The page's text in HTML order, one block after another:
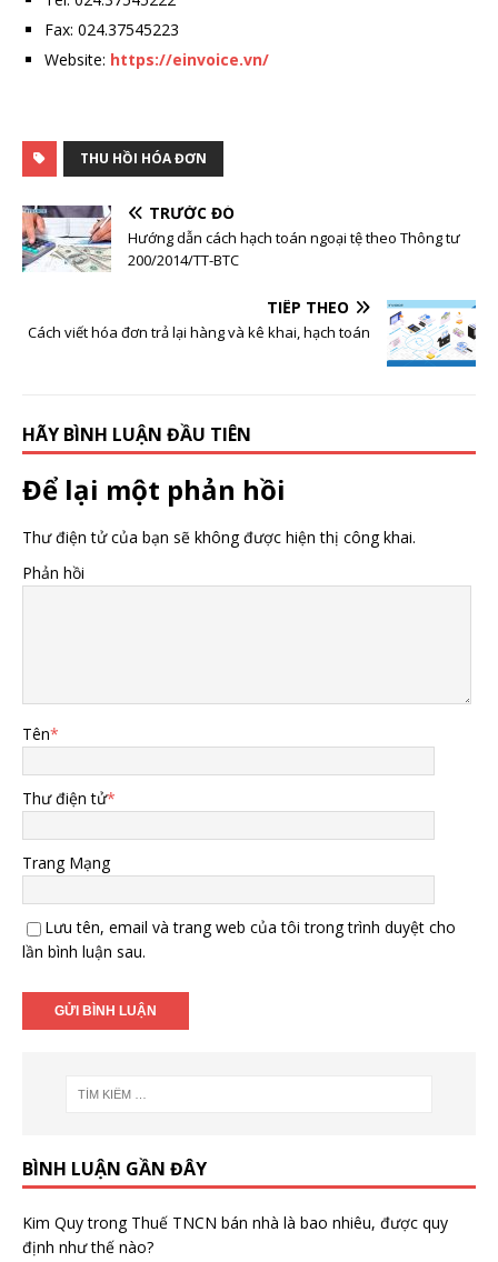
Fax: 024.37545223
Website: https://einvoice.vn/
THU HỒI HÓA ĐƠN
TRƯỚC ĐÓ
Hướng dẫn cách hạch toán ngoại tệ theo Thông tư
200/2014/TT-BTC
TIẾP THEO
Cách viết hóa đơn trả lại hàng và kê khai, hạch toán
HÃY BÌNH LUẬN ĐẦU TIÊN
Để lại một phản hồi
Thư điện tử của bạn sẽ không được hiện thị công khai.
Phản hồi
Tên*
Thư điện tử*
Trang Mạng
Lưu tên, email và trang web của tôi trong trình duyệt cho
lần bình luận sau.
BÌNH LUẬN GẦN ĐÂY
Kim Quytrong Thuế TNCN bán nhà là bao nhiêu, được quy
định như thế nào?